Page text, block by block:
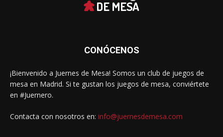
CONÓCENOS
¡Bienvenido a Juernes de Mesa! Somos un club de juegos de
mesa en Madrid. Si te gustan los juegos de mesa, conviértete
en #Juernero.
Contacta con nosotros en: info@juernesdemesa.com